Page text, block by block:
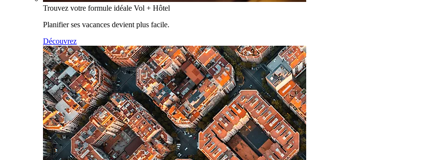
Trouvez votre formule idéale Vol + Hôtel
Planifier ses vacances devient plus facile.
Découvrez